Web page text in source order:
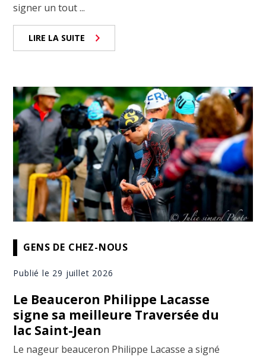
signer un tout ...
LIRE LA SUITE
GENS DE CHEZ-NOUS
Publié le 29 juillet 2026
Le Beauceron Philippe Lacasse
signe sa meilleure Traversée du
lac Saint-Jean
Le nageur beauceron Philippe Lacasse a signé